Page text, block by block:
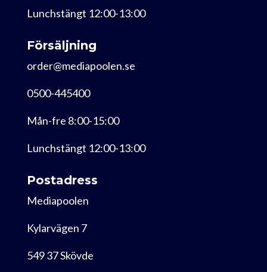
Lunchstängt 12:00-13:00
Försäljning
order@mediapoolen.se
0500-445400
Mån-fre 8:00-15:00
Lunchstängt 12:00-13:00
Postadress
Mediapoolen
Kylarvägen 7
549 37 Skövde